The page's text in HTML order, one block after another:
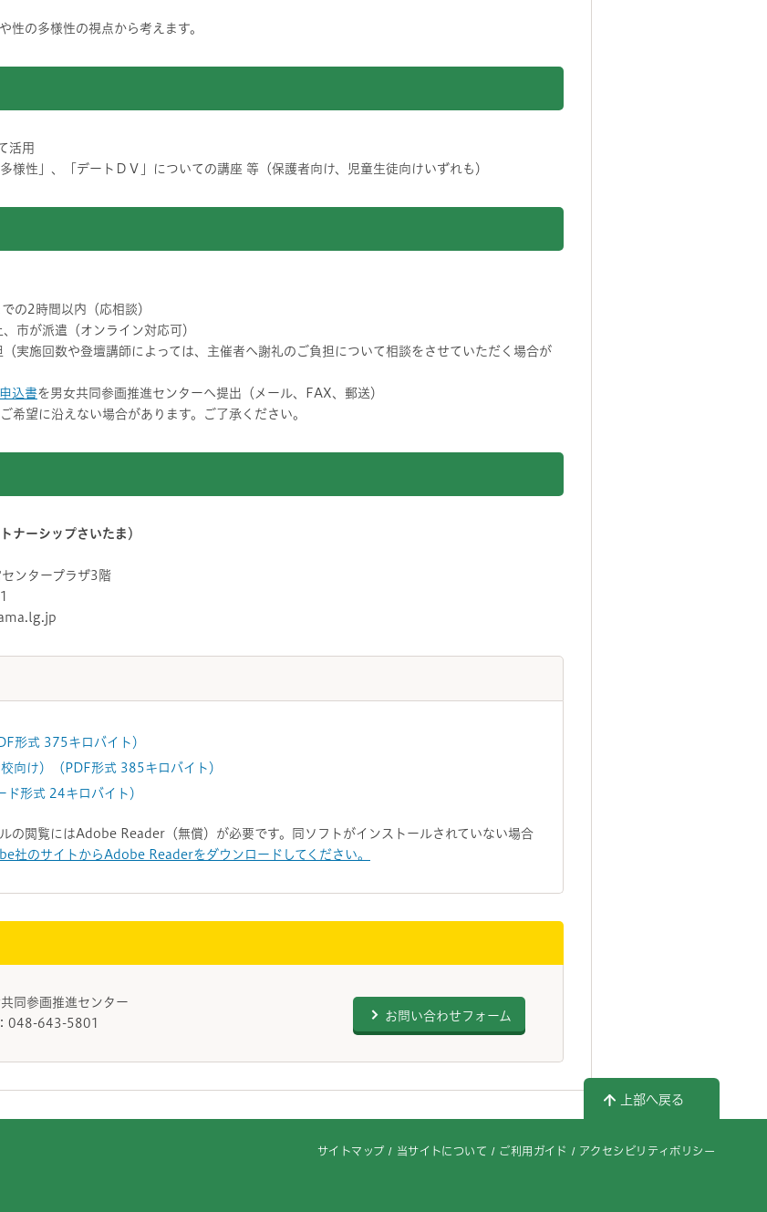
性の多様性の視点から考えます。
活用
様性」、「デートＤＶ」についての講座 等（保護者向け、児童生徒向けいずれも）
の2時間以内（応相談）
市が派遣（オンライン対応可）
実施回数や登壇講師によっては、主催者へ謝礼のご負担について相談をさせていただく場合が
申込書を男女共同参画推進センターへ提出（メール、FAX、郵送）
望に沿えない場合があります。ご了承ください。
ナーシップさいたま）
ンタープラザ3階
形式 375キロバイト）
向け）（PDF形式 385キロバイト）
ド形式 24キロバイト）
の閲覧にはAdobe Reader（無償）が必要です。同ソフトがインストールされていない場合
社のサイトからAdobe Readerをダウンロードしてください。
同参画推進センター
048-643-5801
お問い合わせフォーム
上部へ戻る
サイトマップ 当サイトについて ご利用ガイド アクセシビリティポリシー